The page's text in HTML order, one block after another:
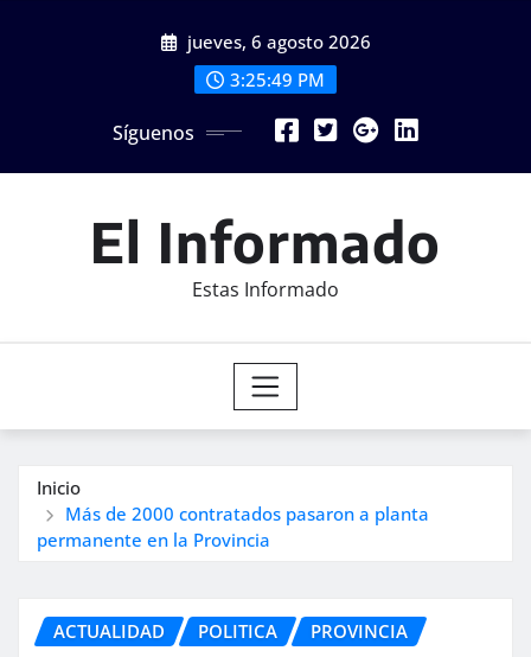
jueves, 6 agosto 2026
3:25:51 PM
Síguenos
El Informado
Estas Informado
Inicio
Más de 2000 contratados pasaron a planta
permanente en la Provincia
ACTUALIDAD POLITICA PROVINCIA